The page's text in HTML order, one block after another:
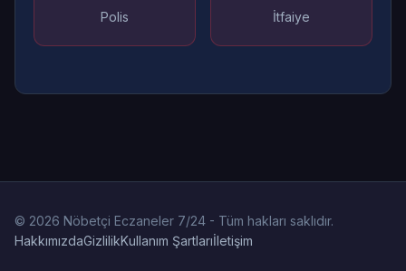
Polis İtfaiye
© 2026 Nöbetçi Eczaneler 7/24 - Tüm hakları saklıdır.
HakkımızdaGizlilikKullanım Şartlarıİletişim